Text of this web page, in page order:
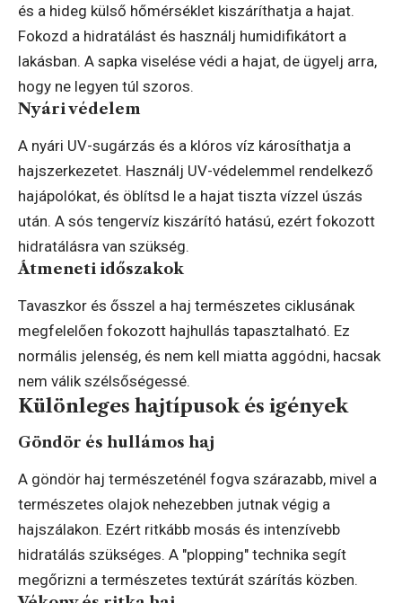
és a hideg külső hőmérséklet kiszáríthatja a hajat.
Fokozd a hidratálást és használj humidifikátort a
lakásban. A sapka viselése védi a hajat, de ügyelj arra,
hogy ne legyen túl szoros.
Nyári védelem
A nyári UV-sugárzás és a klóros víz károsíthatja a
hajszerkezetet. Használj UV-védelemmel rendelkező
hajápolókat, és öblítsd le a hajat tiszta vízzel úszás
után. A sós tengervíz kiszárító hatású, ezért fokozott
hidratálásra van szükség.
Átmeneti időszakok
Tavaszkor és ősszel a haj természetes ciklusának
megfelelően fokozott hajhullás tapasztalható. Ez
normális jelenség, és nem kell miatta aggódni, hacsak
nem válik szélsőségessé.
Különleges hajtípusok és igények
Göndör és hullámos haj
A göndör haj természeténél fogva szárazabb, mivel a
természetes olajok nehezebben jutnak végig a
hajszálakon. Ezért ritkább mosás és intenzívebb
hidratálás szükséges. A "plopping" technika segít
megőrizni a természetes textúrát szárítás közben.